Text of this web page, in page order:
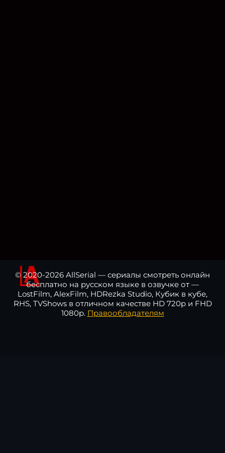
© 2020-2026 AllSerial — сериалы смотреть онлайн
бесплатно на русском языке в озвучке от —
LostFilm, AlexFilm, HDRezka Studio, Кубик в кубе,
RHS, TVShows в отличном качестве HD 720p и FHD
1080p. Правообладателям